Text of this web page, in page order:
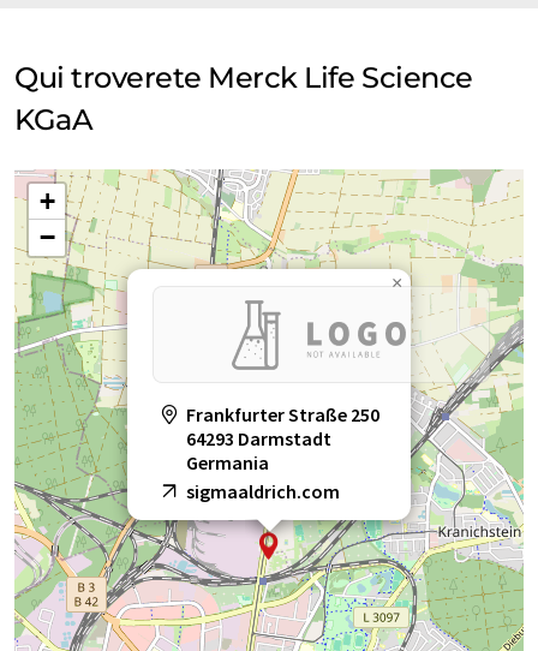
Qui troverete Merck Life Science
KGaA
Frankfurter Straße 250
64293 Darmstadt
Germania
sigmaaldrich.com
×
+
−